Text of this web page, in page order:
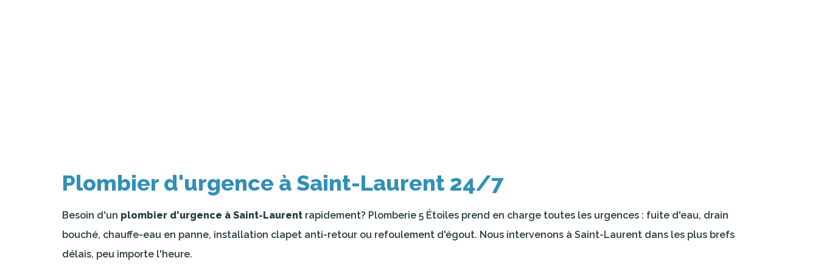
Plombier d'urgence à Saint-Laurent 24/7
Besoin d'un plombier d'urgence à Saint-Laurent rapidement? Plomberie 5 Étoiles prend en charge toutes les urgences : fuite d'eau, drain
bouché, chauffe-eau en panne, installation clapet anti-retour ou refoulement d'égout. Nous intervenons à Saint-Laurent dans les plus brefs
délais, peu importe l'heure.